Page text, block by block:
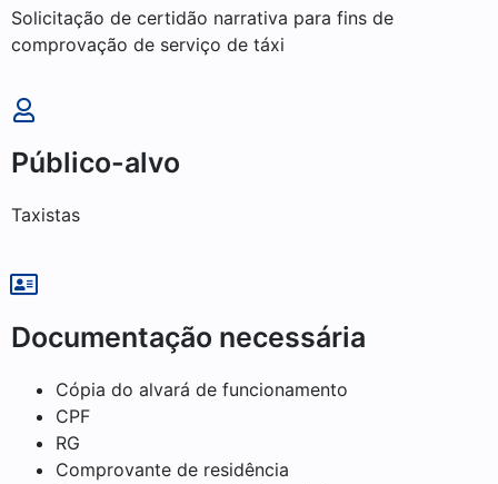
Solicitação de certidão narrativa para fins de
comprovação de serviço de táxi
Público-alvo
Taxistas
Documentação necessária
Cópia do alvará de funcionamento
CPF
RG
Comprovante de residência